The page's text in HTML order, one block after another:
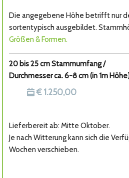
Die angegebene Höhe betrifft nur
sortentypisch ausgebildet.
Größen & Formen.
20 bis 25 cm Stammumfang /
Durchmesser ca. 6-8 cm (in 1m
€ 1.250,00
Lieferbereit ab: Mitte Oktober.
Je nach Witterung kann sich die
Wochen verschieben.